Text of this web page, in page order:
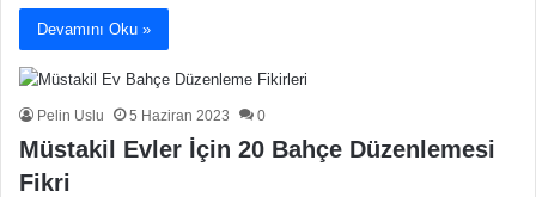
Devamını Oku »
Pelin Uslu 5 Haziran 2023 0
Müstakil Evler İçin 20 Bahçe Düzenlemesi
Fikri